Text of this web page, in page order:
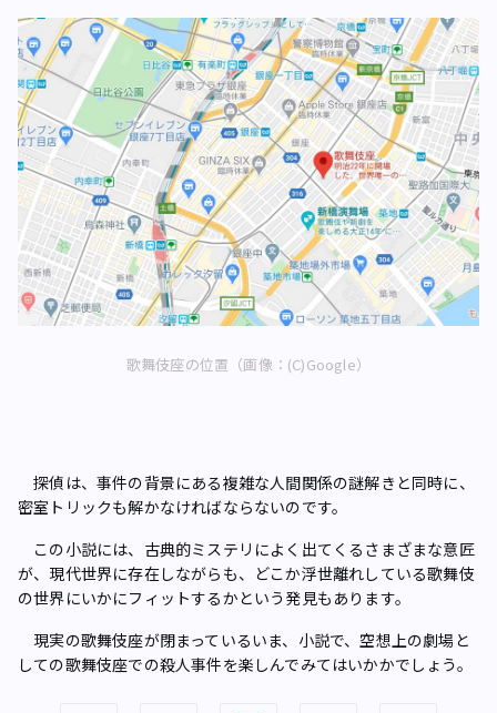
歌舞伎座の位置（画像：(C)Google）
探偵は、事件の背景にある複雑な人間関係の謎解きと同時に、
密室トリックも解かなければならないのです。
この小説には、古典的ミステリによく出てくるさまざまな意匠
が、現代世界に存在しながらも、どこか浮世離れしている歌舞伎
の世界にいかにフィットするかという発見もあります。
現実の歌舞伎座が閉まっているいま、小説で、空想上の劇場と
しての歌舞伎座での殺人事件を楽しんでみてはいかかでしょう。